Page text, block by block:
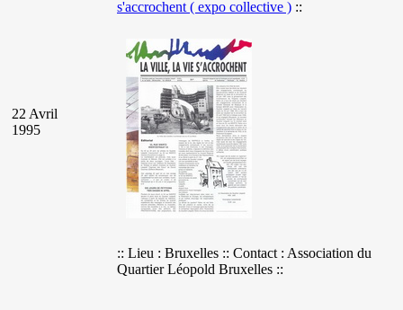
22 Avril
1995
s'accrochent ( expo collective ) ::
:: Lieu : Bruxelles :: Contact : Association du
Quartier Léopold Bruxelles ::